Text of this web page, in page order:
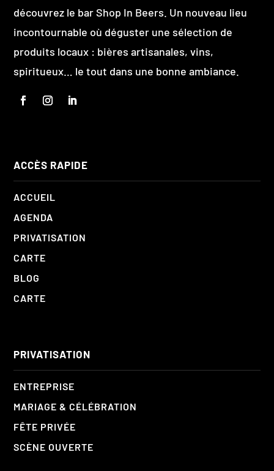
découvrez le bar Shop In Beers. Un nouveau lieu
incontournable où déguster une sélection de
produits locaux : bières artisanales, vins,
spiritueux… le tout dans une bonne ambiance.
ACCÈS RAPIDE
ACCUEIL
AGENDA
PRIVATISATION
CARTE
BLOG
CARTE
PRIVATISATION
ENTREPRISE
MARIAGE & CÉLÉBRATION
FÊTE PRIVÉE
SCÈNE OUVERTE